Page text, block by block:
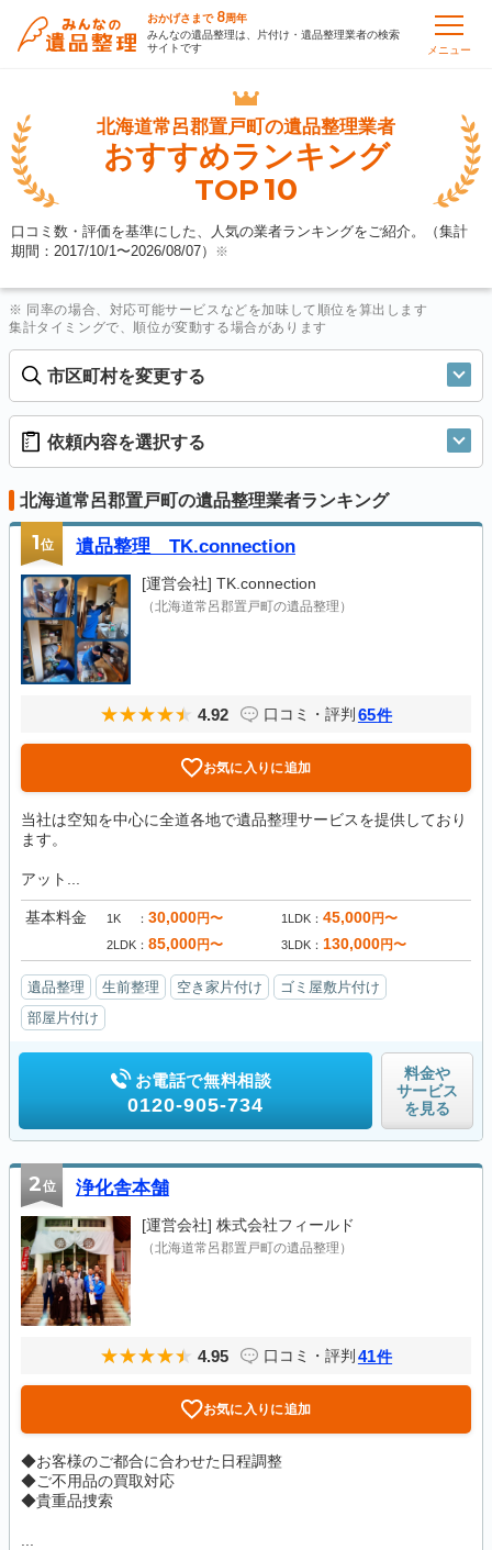
おかげさまで 8周年
みんなの遺品整理は、片付け・遺品整理業者の検索
サイトです
メニュー
北海道常呂郡置戸町の遺品整理業者
おすすめランキング
TOP10
口コミ数・評価を基準にした、人気の業者ランキングをご紹介。（集計
期間：2017/10/1〜2026/08/07） ※
※ 同率の場合、対応可能サービスなどを加味して順位を算出します
集計タイミングで、順位が変動する場合があります
市区町村を変更する
依頼内容を選択する
北海道常呂郡置戸町の遺品整理業者ランキング
1位 遺品整理 TK.connection
[運営会社] TK.connection
（北海道常呂郡置戸町の遺品整理）
4.92 口コミ・評判 65件
お気に入りに追加
当社は空知を中心に全道各地で遺品整理サービスを提供しており
ます。
アット...
基本料金 1K 30,000円〜 1LDK 45,000円〜
2LDK 85,000円〜 3LDK 130,000円〜
遺品整理 生前整理 空き家片付け
ゴミ屋敷片付け
部屋片付け
お電話で無料相談
0120-905-734
料金や
サービス
を見る
2位 浄化舎本舗
[運営会社] 株式会社フィールド
（北海道常呂郡置戸町の遺品整理）
4.95 口コミ・評判 41件
お気に入りに追加
◆お客様のご都合に合わせた日程調整
◆ご不用品の買取対応
◆貴重品捜索